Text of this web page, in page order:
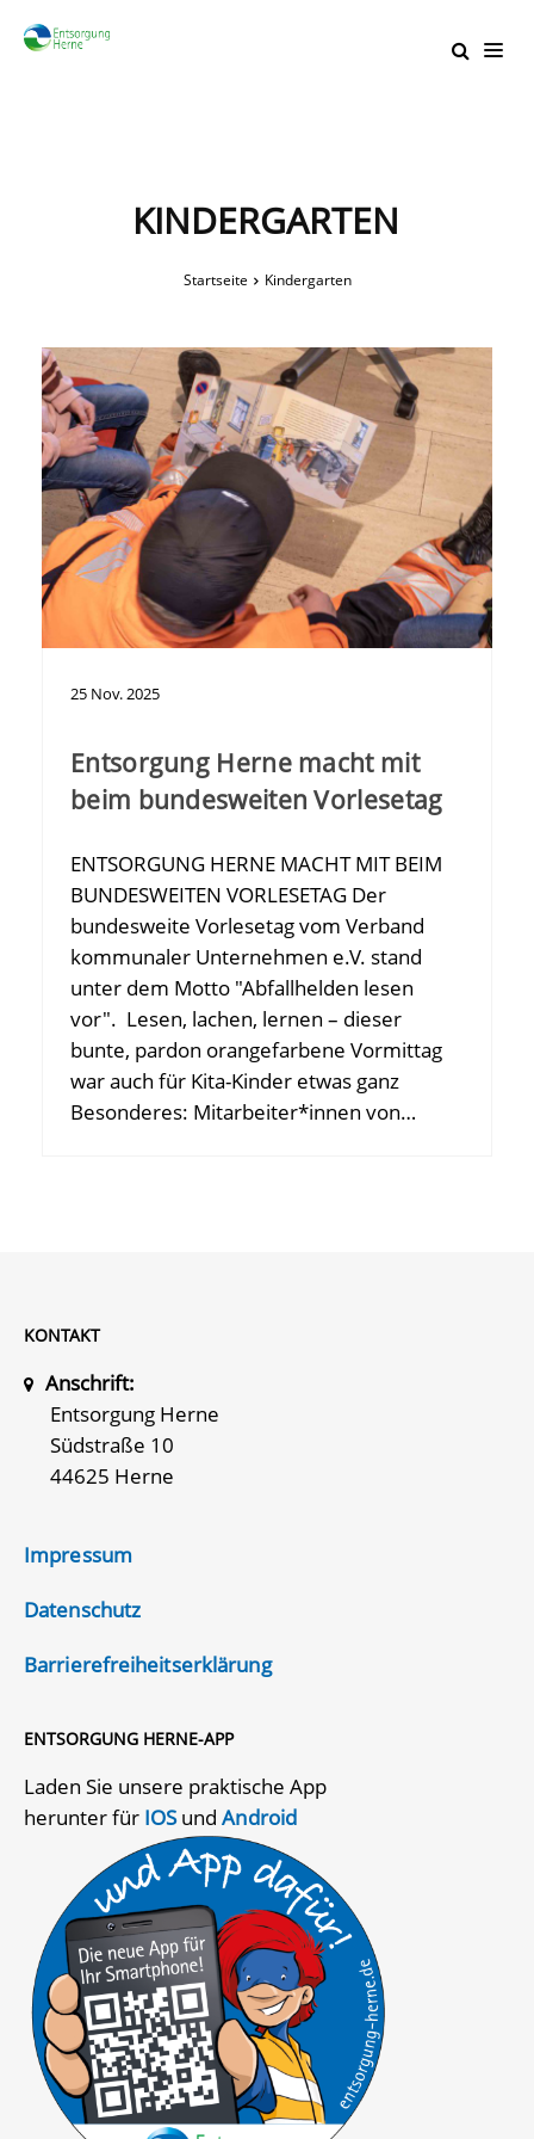
KINDERGARTEN
Startseite Kindergarten
25 Nov.2025
Entsorgung Herne macht mit
beim bundesweiten Vorlesetag
ENTSORGUNG HERNE MACHT MIT BEIM
BUNDESWEITEN VORLESETAG Der
bundesweite Vorlesetag vom Verband
kommunaler Unternehmen e.V. stand
unter dem Motto "Abfallhelden lesen
vor". Lesen, lachen, lernen – dieser
bunte, pardon orangefarbene Vormittag
war auch für Kita-Kinder etwas ganz
Besonderes: Mitarbeiter*innen von…
KONTAKT
Anschrift:
Entsorgung Herne
Südstraße 10
44625 Herne
Impressum
Datenschutz
Barrierefreiheitserklärung
ENTSORGUNG HERNE-APP
Laden Sie unsere praktische App
herunter für IOSundAndroid